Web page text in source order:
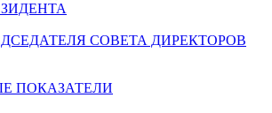
СОВЕТА ДИРЕКТОРОВ
ПОКАЗАТЕЛИ